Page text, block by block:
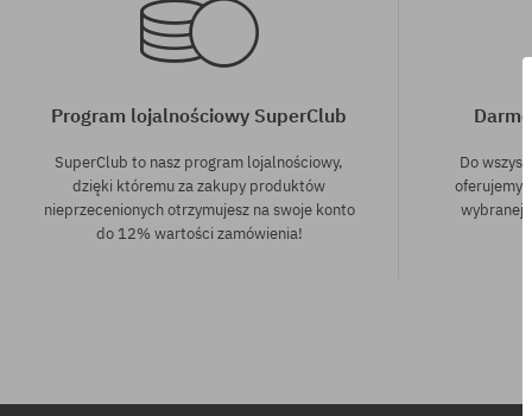
Program lojalnościowy SuperClub
SuperClub to nasz program lojalnościowy,
dzięki któremu za zakupy produktów
nieprzecenionych otrzymujesz na swoje konto
do 12% wartości zamówienia!
Do
oferujemy
wybranej